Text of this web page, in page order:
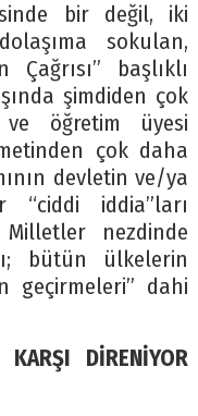
bir değil, iki
sokulan,
Çağrısı” başlıklı
şimdiden çok
öğretim üyesi
çok daha
devletin ve/ya
iddia”ları
nezdinde
bütün ülkelerin
geçirmeleri” dahi
KARŞI DİRENİYOR